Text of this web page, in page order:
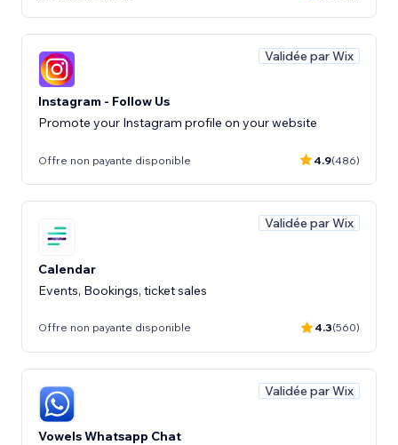
Validée par Wix
Instagram - Follow Us
Promote your Instagram profile on your website
Offre non payante disponible 4.9(486)
Validée par Wix
Calendar
Events, Bookings, ticket sales
Offre non payante disponible 4.3(560)
Validée par Wix
Vowels Whatsapp Chat